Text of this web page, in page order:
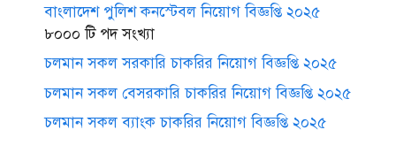
বাংলাদেশ পুলিশ কনস্টেবল নিয়োগ বিজ্ঞপ্তি ২০২৫
৮০০০ টি পদ সংখ্যা
চলমান সকল সরকারি চাকরির নিয়োগ বিজ্ঞপ্তি ২০২৫
চলমান সকল বেসরকারি চাকরির নিয়োগ বিজ্ঞপ্তি ২০২৫
চলমান সকল ব্যাংক চাকরির নিয়োগ বিজ্ঞপ্তি ২০২৫